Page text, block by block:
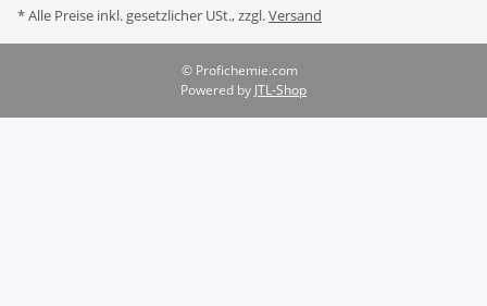
* Alle Preise inkl. gesetzlicher USt., zzgl.Versand
© Profichemie.com
Powered by JTL-Shop